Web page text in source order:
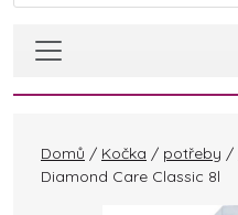
Domů / Kočka / potřeby /
Diamond Care Classic 8l